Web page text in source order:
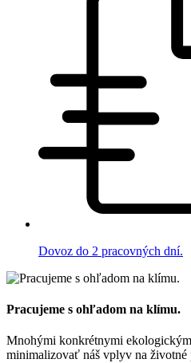
Dovoz do 2 pracovných dní.
Pracujeme s ohľadom na klímu.
Mnohými konkrétnymi
minimalizovať náš vplyv na životné